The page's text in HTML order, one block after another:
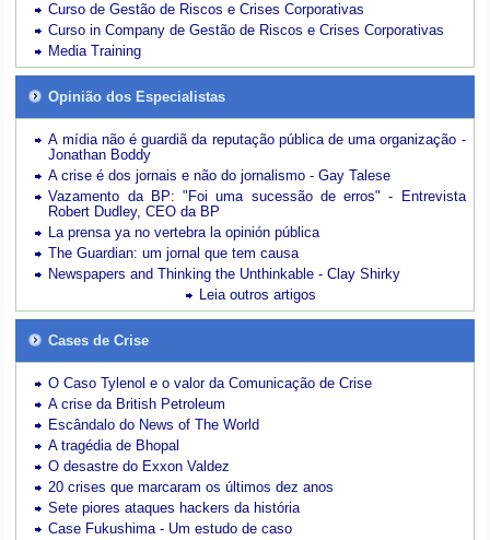
Curso de Gestão de Riscos e Crises Corporativas
Curso in Company de Gestão de Riscos e Crises Corporativas
Media Training
Opinião dos Especialistas
A mídia não é guardiã da reputação pública de uma organização -
Jonathan Boddy
A crise é dos jornais e não do jornalismo - Gay Talese
Vazamento da BP: "Foi uma sucessão de erros" - Entrevista
Robert Dudley, CEO da BP
La prensa ya no vertebra la opinión pública
The Guardian: um jornal que tem causa
Newspapers and Thinking the Unthinkable - Clay Shirky
Leia outros artigos
Cases de Crise
O Caso Tylenol e o valor da Comunicação de Crise
A crise da British Petroleum
Escândalo do News of The World
A tragédia de Bhopal
O desastre do Exxon Valdez
20 crises que marcaram os últimos dez anos
Sete piores ataques hackers da história
Case Fukushima - Um estudo de caso